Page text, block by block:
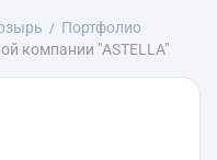
Портфолио
компании "ASTELLA"